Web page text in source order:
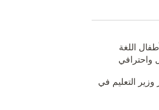
اللغة
واحترافي
وزير التعليم في